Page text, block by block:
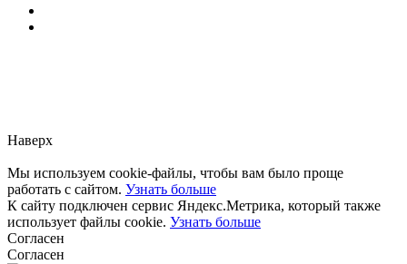
Наверх
Мы используем cookie-файлы, чтобы вам было проще
работать с сайтом. Узнать больше
К сайту подключен сервис Яндекс.Метрика, который также
использует файлы cookie. Узнать больше
Согласен
Согласен